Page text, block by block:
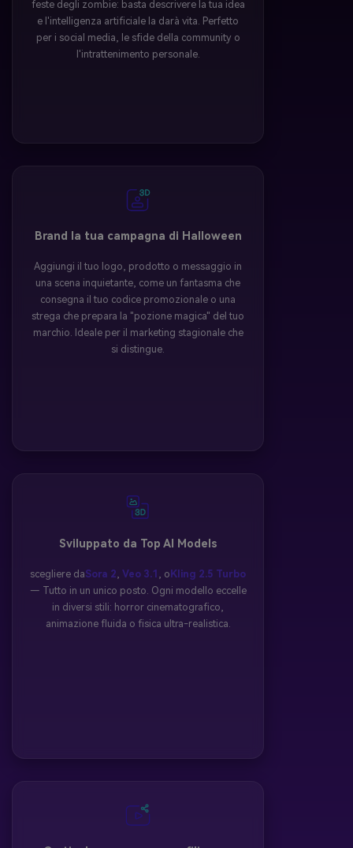
feste degli zombie: basta descrivere la tua idea
e l'intelligenza artificiale la darà vita. Perfetto
per i social media, le sfide della community o
l'intrattenimento personale.
Brand la tua campagna di Halloween
Aggiungi il tuo logo, prodotto o messaggio in
una scena inquietante, come un fantasma che
consegna il tuo codice promozionale o una
strega che prepara la "pozione magica" del tuo
marchio. Ideale per il marketing stagionale che
si distingue.
Sviluppato da Top AI Models
scegliere daSora 2, Veo 3.1 , o Kling 2.5 Turbo
— Tutto in un unico posto. Ogni modello eccelle
in diversi stili: horror cinematografico,
animazione fluida o fisica ultra-realistica.